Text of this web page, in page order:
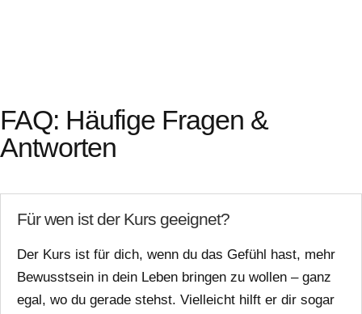
FAQ: Häufige Fragen &
Antworten
Für wen ist der Kurs geeignet?
Der Kurs ist für dich, wenn du das Gefühl hast, mehr
Bewusstsein in dein Leben bringen zu wollen – ganz
egal, wo du gerade stehst. Vielleicht hilft er dir sogar